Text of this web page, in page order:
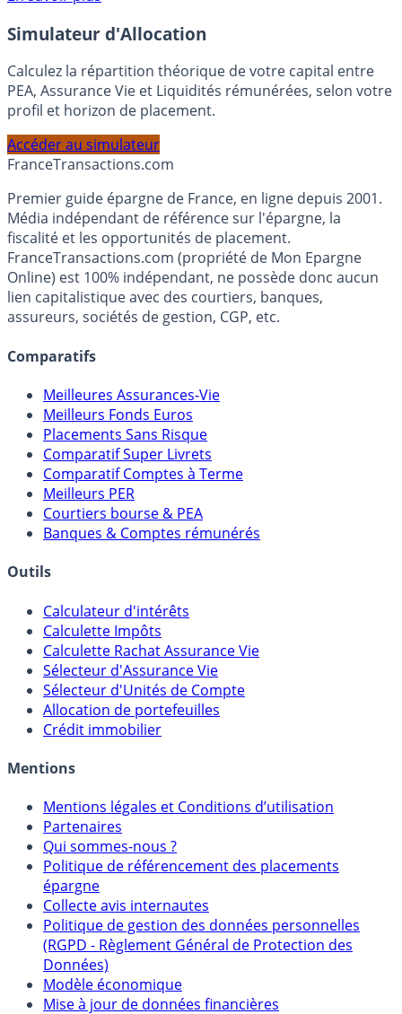
En savoir plus
Simulateur d'Allocation
Calculez la répartition théorique de votre capital entre
PEA, Assurance Vie et Liquidités rémunérées, selon votre
profil et horizon de placement.
Accéder au simulateur
FranceTransactions.com
Premier guide épargne de France, en ligne depuis 2001.
Média indépendant de référence sur l'épargne, la
fiscalité et les opportunités de placement.
FranceTransactions.com (propriété de Mon Epargne
Online) est 100% indépendant, ne possède donc aucun
lien capitalistique avec des courtiers, banques,
Meilleures Assurances-Vie
Meilleurs Fonds Euros
Placements Sans Risque
Comparatif Super Livrets
Comparatif Comptes à Terme
Meilleurs PER
Courtiers bourse & PEA
Calculateur d'intérêts
Calculette Impôts
Calculette Rachat Assurance Vie
Sélecteur d'Assurance Vie
Sélecteur d'Unités de Compte
Allocation de portefeuilles
Mentions légales et Conditions d’utilisation
Partenaires
Qui sommes-nous ?
Politique de référencement des placements
épargne
Collecte avis internautes
Politique de gestion des données personnelles
(RGPD - Règlement Général de Protection des
Données)